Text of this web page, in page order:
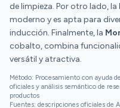
de limpieza. Por otro lado, la
moderno y es apta para
inducción. Finalmente, la
cobalto, combina
versátil y atractiva.
Método: Procesamiento con ayuda
oficiales y análisis semántico de
productos
Fuentes: descripciones oficiales de